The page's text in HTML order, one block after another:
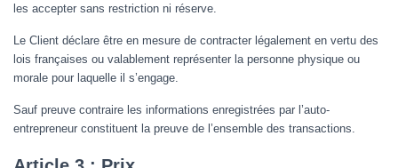
les accepter sans restriction ni réserve.
Le Client déclare être en mesure de contracter légalement en vertu des
lois françaises ou valablement représenter la personne physique ou
morale pour laquelle il s’engage.
Sauf preuve contraire les informations enregistrées par l’auto-
entrepreneur constituent la preuve de l’ensemble des transactions.